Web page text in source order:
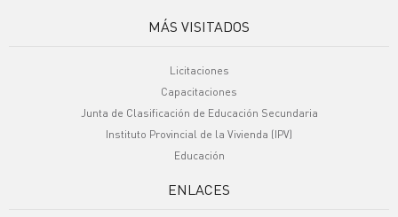
MÁS VISITADOS
Licitaciones
Capacitaciones
Junta de Clasificación de Educación Secundaria
Instituto Provincial de la Vivienda (IPV)
Educación
ENLACES